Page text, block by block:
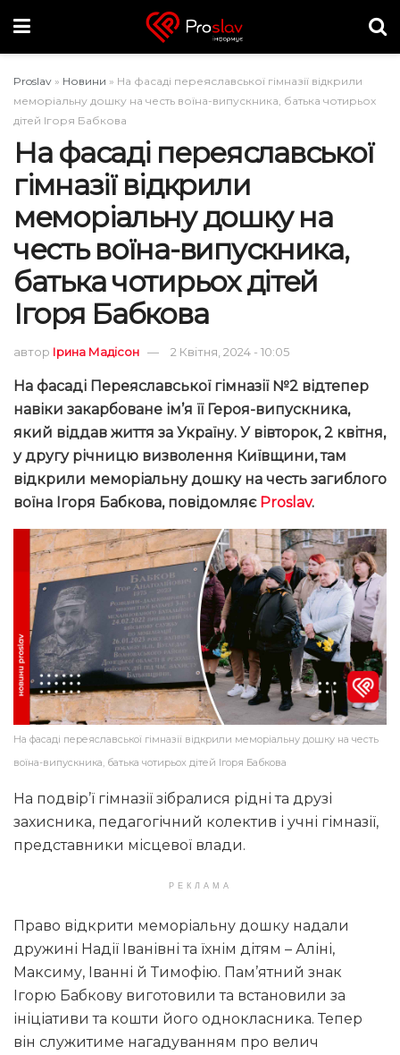
Proslav » Новини » На фасаді переяславської гімназії відкрили
меморіальну дошку на честь воїна-випускника, батька чотирьох
дітей Ігоря Бабкова
На фасаді переяславської
гімназії відкрили
меморіальну дошку на
честь воїна-випускника,
батька чотирьох дітей
Ігоря Бабкова
автор Ірина Мадісон 2 Квітня, 2024 - 10:05
На фасаді Переяславської гімназії №2 відтепер
навіки закарбоване ім’я її Героя-випускника,
який віддав життя за Україну. У вівторок, 2 квітня,
у другу річницю визволення Київщини, там
відкрили меморіальну дошку на честь загиблого
воїна Ігоря Бабкова, повідомляє Proslav.
На фасаді переяславської гімназії відкрили меморіальну дошку на честь
воїна-випускника, батька чотирьох дітей Ігоря Бабкова
На подвір’ї гімназії зібралися рідні та друзі
захисника, педагогічний колектив і учні гімназії,
представники місцевої влади.
РЕКЛАМА
Право відкрити меморіальну дошку надали
дружині Надії Іванівні та їхнім дітям – Аліні,
Максиму, Іванні й Тимофію. Пам’ятний знак
Ігорю Бабкову виготовили та встановили за
ініціативи та кошти його однокласника. Тепер
він служитиме нагадуванням про велич